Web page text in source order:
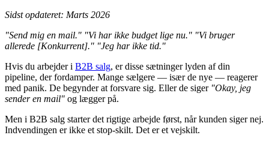
Sidst opdateret: Marts 2026
"Send mig en mail." "Vi har ikke budget lige nu." "Vi bruger
allerede [Konkurrent]." "Jeg har ikke tid."
Hvis du arbejder i B2B salg, er disse sætninger lyden af din
pipeline, der fordamper. Mange sælgere — især de nye — reagerer
med panik. De begynder at forsvare sig. Eller de siger "Okay, jeg
sender en mail" og lægger på.
Men i B2B salg starter det rigtige arbejde først, når kunden siger nej.
Indvendingen er ikke et stop-skilt. Det er et vejskilt.